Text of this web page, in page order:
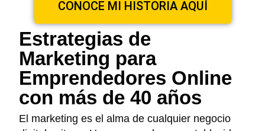
CONOCE MI HISTORIA AQUÍ
Estrategias de
Marketing para
Emprendedores Online
con más de 40 años
El marketing es el alma de cualquier negocio